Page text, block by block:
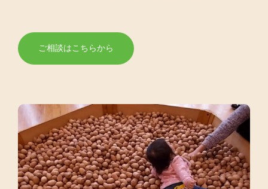
ご相談はこちらから